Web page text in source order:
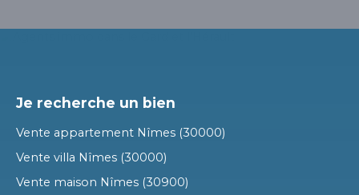
Je recherche un bien
Vente appartement Nîmes (30000)
Vente villa Nîmes (30000)
Vente maison Nîmes (30900)